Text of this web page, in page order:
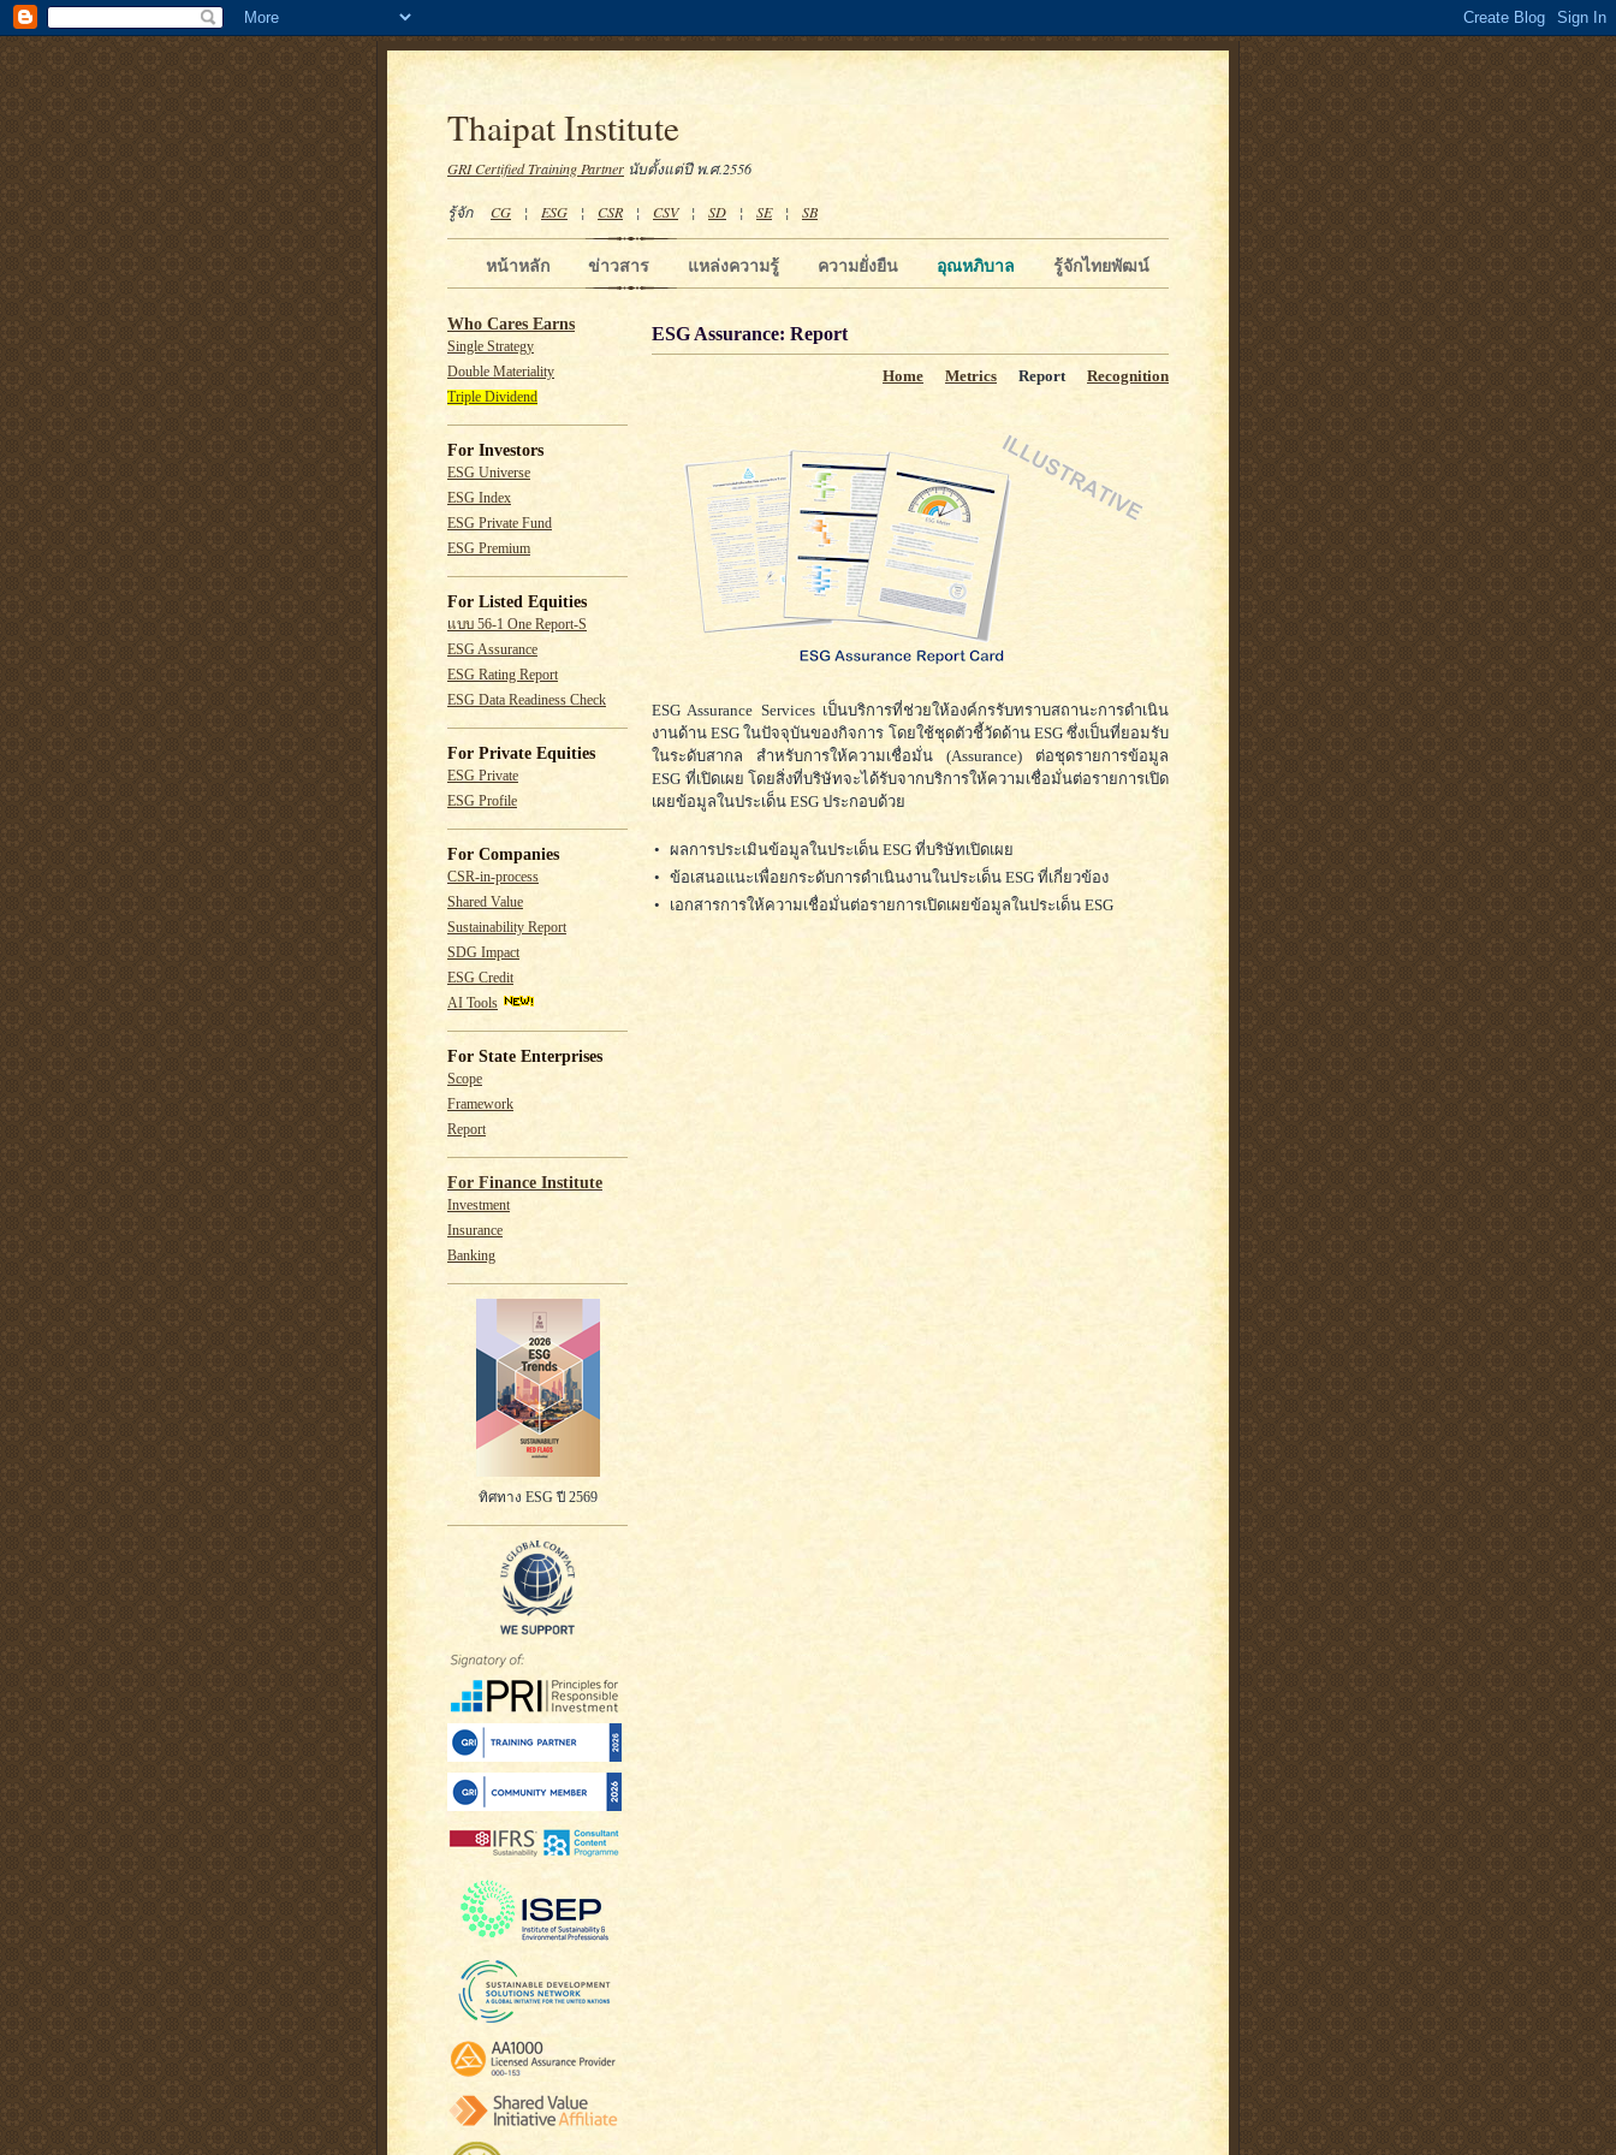
Thaipat Institute
GRI Certified Training Partner นับตั้งแต่ปี พ.ศ.2556
รู้จัก CG ¦ ESG ¦ CSR¦ CSV¦ SD ¦ SE¦ SB
รู้จักไทยพัฒน์
อุณหภิบาล
ความยั่งยืน
แหล่งความรู้
ข่าวสาร
หน้าหลัก
Who Cares Earns
Single Strategy
Double Materiality
Triple Dividend
For Investors
ESG Universe
ESG Index
ESG Private Fund
ESG Premium
For Listed Equities
แบบ 56-1 One Report-S
ESG Assurance
ESG Rating Report
ESG Data Readiness Check
For Private Equities
ESG Private
ESG Profile
For Companies
CSR-in-process
Shared Value
Sustainability Report
SDG Impact
ESG Credit
AI Tools
For State Enterprises
Scope
Framework
Report
For Finance Institute
Investment
Insurance
Banking
ทิศทาง ESG ปี 2569
ESG Assurance: Report
Home Metrics Report Recognition
ESG Assurance Services เป็นบริการที่ช่วยให้องค์กรรับทราบสถานะการดำเนิน
งานด้าน ESG ในปัจจุบันของกิจการ โดยใช้ชุดตัวชี้วัดด้าน ESG ซึ่งเป็นที่ยอมรับ
ในระดับสากล สำหรับการให้ความเชื่อมั่น (Assurance) ต่อชุดรายการข้อมูล
ESG ที่เปิดเผย โดยสิ่งที่บริษัทจะได้รับจากบริการให้ความเชื่อมั่นต่อรายการเปิด
เผยข้อมูลในประเด็น ESG ประกอบด้วย
• ผลการประเมินข้อมูลในประเด็น ESG ที่บริษัทเปิดเผย
• ข้อเสนอแนะเพื่อยกระดับการดำเนินงานในประเด็น ESG ที่เกี่ยวข้อง
•
เอกสารการให้ความเชื่อมั่นต่อรายการเปิดเผยข้อมูลในประเด็น ESG